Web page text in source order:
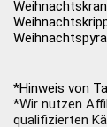
*Hinweis von
*Wir nutzen
qualifizierten